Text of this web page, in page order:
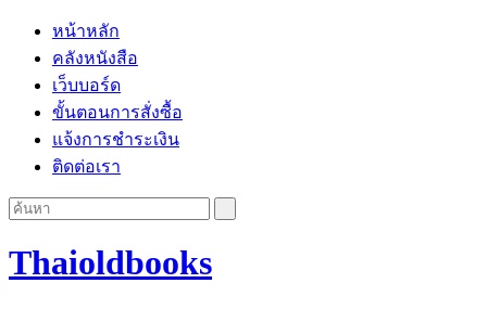
หน้าหลัก
คลังหนังสือ
เว็บบอร์ด
ขั้นตอนการสั่งซื้อ
แจ้งการชำระเงิน
ติดต่อเรา
Thaioldbooks